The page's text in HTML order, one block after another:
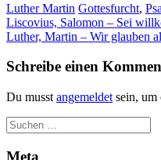
Luther Martin Gottesfurcht,
Beitragsnavigation
Liscovius, Salomon – Sei
Luther, Martin – Wir glauben
Schreibe einen
Du musst angemeldet sein, um
Meta